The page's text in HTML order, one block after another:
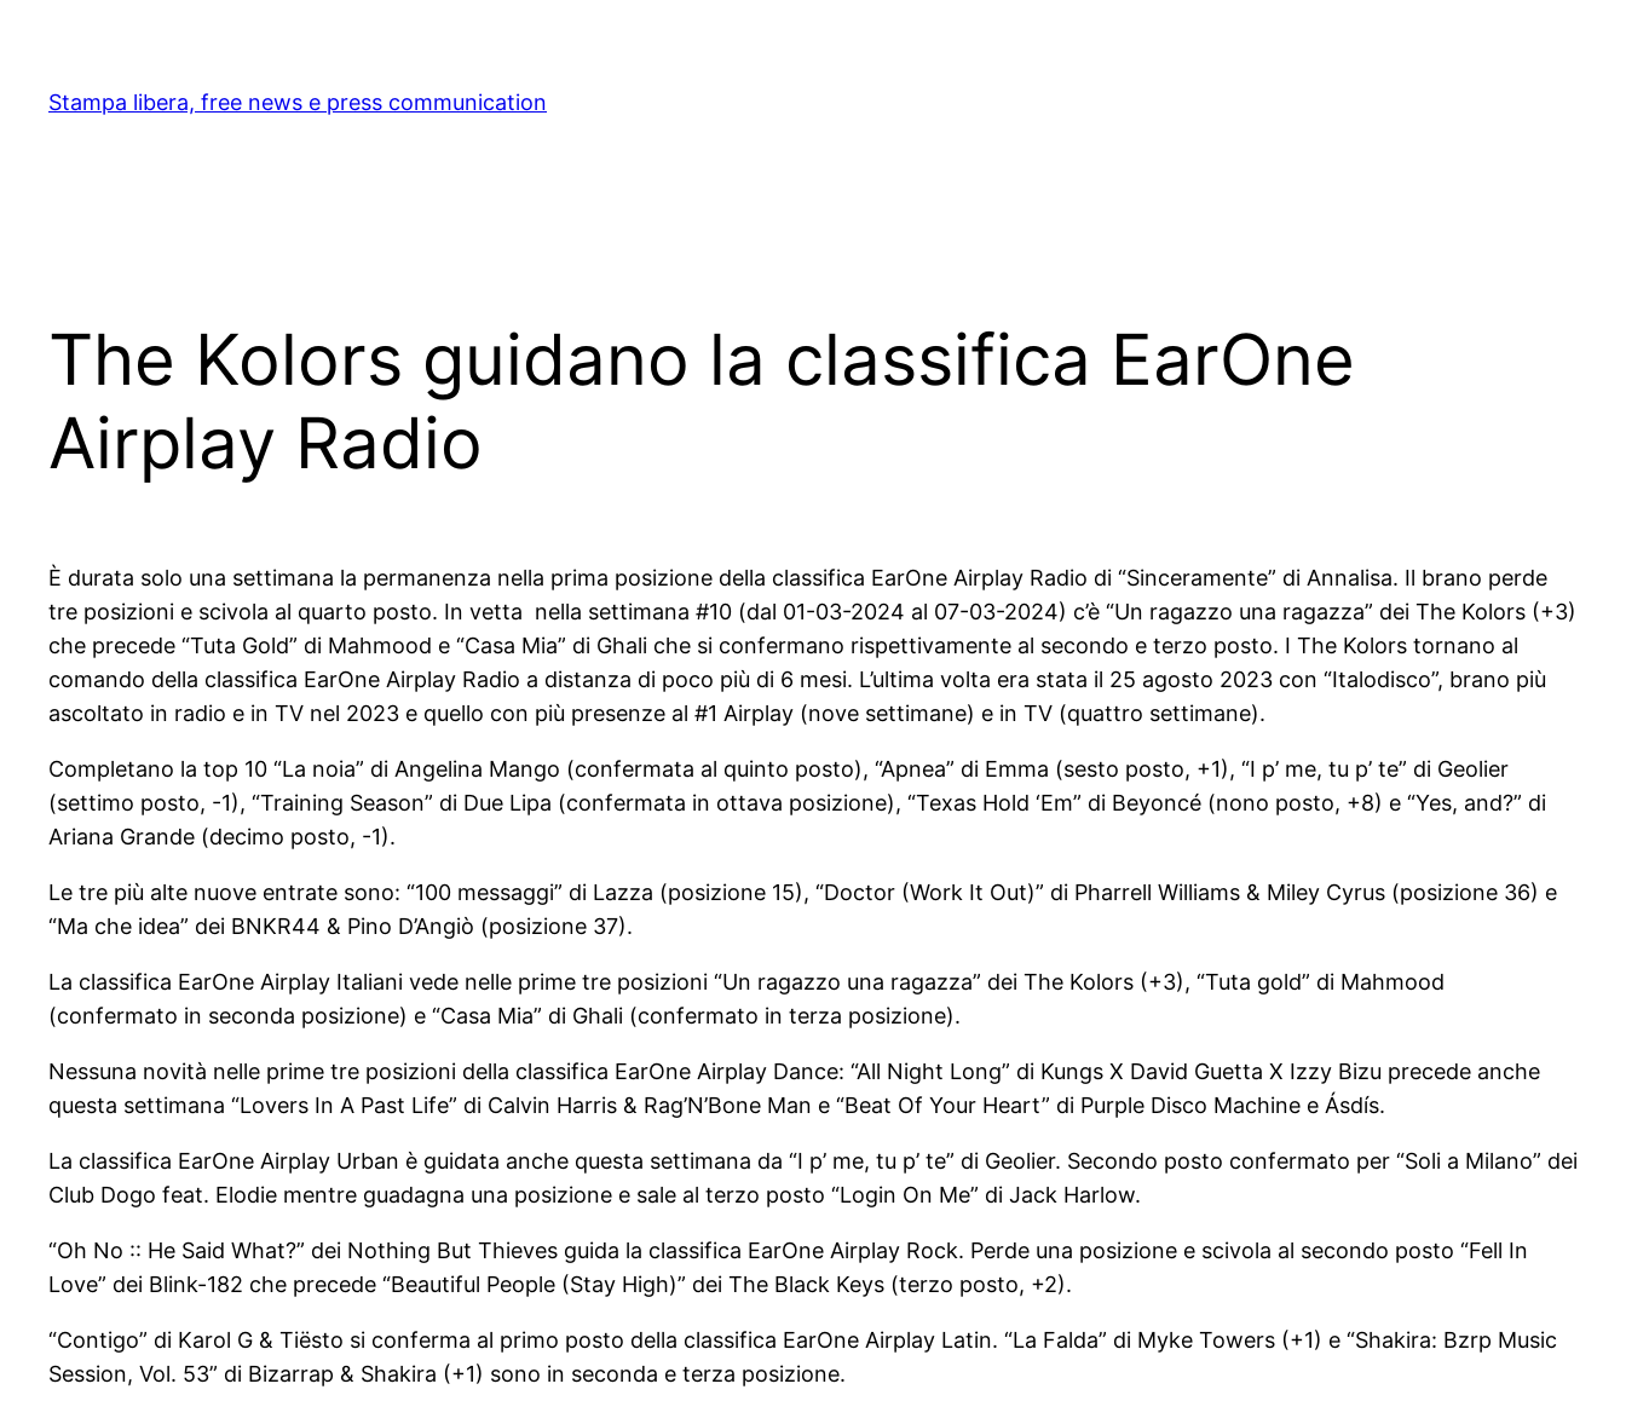
content
Stampa libera, free news e press communication
The Kolors guidano la classifica EarOne
Airplay Radio
È durata solo una settimana la permanenza nella prima posizione della classifica EarOne Airplay Radio di “Sinceramente” di Annalisa. Il brano perde
tre posizioni e scivola al quarto posto. In vetta nella settimana #10 (dal 01-03-2024 al 07-03-2024) c’è “Un ragazzo una ragazza” dei The Kolors (+3)
che precede “Tuta Gold” di Mahmood e “Casa Mia” di Ghali che si confermano rispettivamente al secondo e terzo posto. I The Kolors tornano al
comando della classifica EarOne Airplay Radio a distanza di poco più di 6 mesi. L’ultima volta era stata il 25 agosto 2023 con “Italodisco”, brano più
ascoltato in radio e in TV nel 2023 e quello con più presenze al #1 Airplay (nove settimane) e in TV (quattro settimane).
Completano la top 10 “La noia” di Angelina Mango (confermata al quinto posto), “Apnea” di Emma (sesto posto, +1), “I p’ me, tu p’ te” di Geolier
(settimo posto, -1), “Training Season” di Due Lipa (confermata in ottava posizione), “Texas Hold ‘Em” di Beyoncé (nono posto, +8) e “Yes, and?” di
Ariana Grande (decimo posto, -1).
Le tre più alte nuove entrate sono: “100 messaggi” di Lazza (posizione 15), “Doctor (Work It Out)” di Pharrell Williams & Miley Cyrus (posizione 36) e
“Ma che idea” dei BNKR44 & Pino D’Angiò (posizione 37).
La classifica EarOne Airplay Italiani vede nelle prime tre posizioni “Un ragazzo una ragazza” dei The Kolors (+3), “Tuta gold” di Mahmood
(confermato in seconda posizione) e “Casa Mia” di Ghali (confermato in terza posizione).
Nessuna novità nelle prime tre posizioni della classifica EarOne Airplay Dance: “All Night Long” di Kungs X David Guetta X Izzy Bizu precede anche
questa settimana “Lovers In A Past Life” di Calvin Harris & Rag’N’Bone Man e “Beat Of Your Heart” di Purple Disco Machine e Ásdís.
La classifica EarOne Airplay Urban è guidata anche questa settimana da “I p’ me, tu p’ te” di Geolier. Secondo posto confermato per “Soli a Milano” dei
Club Dogo feat. Elodie mentre guadagna una posizione e sale al terzo posto “Login On Me” di Jack Harlow.
“Oh No :: He Said What?” dei Nothing But Thieves guida la classifica EarOne Airplay Rock. Perde una posizione e scivola al secondo posto “Fell In
Love” dei Blink-182 che precede “Beautiful People (Stay High)” dei The Black Keys (terzo posto, +2).
“Contigo” di Karol G & Tiësto si conferma al primo posto della classifica EarOne Airplay Latin. “La Falda” di Myke Towers (+1) e “Shakira: Bzrp Music
Session, Vol. 53” di Bizarrap & Shakira (+1) sono in seconda e terza posizione.